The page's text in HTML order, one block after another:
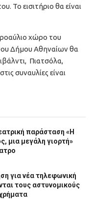
Το εισιτήριο θα είναι
χώρο του
Δήμου Αθηναίων θα
Πιατσόλα,
συναυλίες είναι
παράσταση «Η
μια μεγάλη γιορτή»
για νέα τηλεφωνική
τους αστυνομικούς